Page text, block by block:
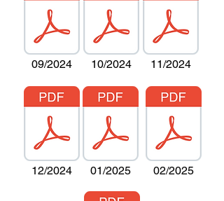
09/2024 10/2024 11/2024
01/2025
12/2024 02/2025